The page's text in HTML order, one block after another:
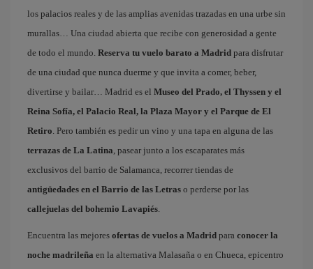
los palacios reales y de las amplias avenidas trazadas en una urbe sin
murallas… Una ciudad abierta que recibe con generosidad a gente
de todo el mundo. Reserva tu vuelo barato a Madrid para disfrutar
de una ciudad que nunca duerme y que invita a comer, beber,
divertirse y bailar… Madrid es el Museo del Prado, el Thyssen y el
Reina Sofía, el Palacio Real, la Plaza Mayor y el Parque de El
Retiro. Pero también es pedir un vino y una tapa en alguna de las
terrazas de La Latina, pasear junto a los escaparates más
exclusivos del barrio de Salamanca, recorrer tiendas de
antigüedades en el Barrio de las Letras o perderse por las
callejuelas del bohemio Lavapiés.
Encuentra las mejores ofertas de vuelos a Madrid para conocer la
noche madrileña en la alternativa Malasaña o en Chueca, epicentro